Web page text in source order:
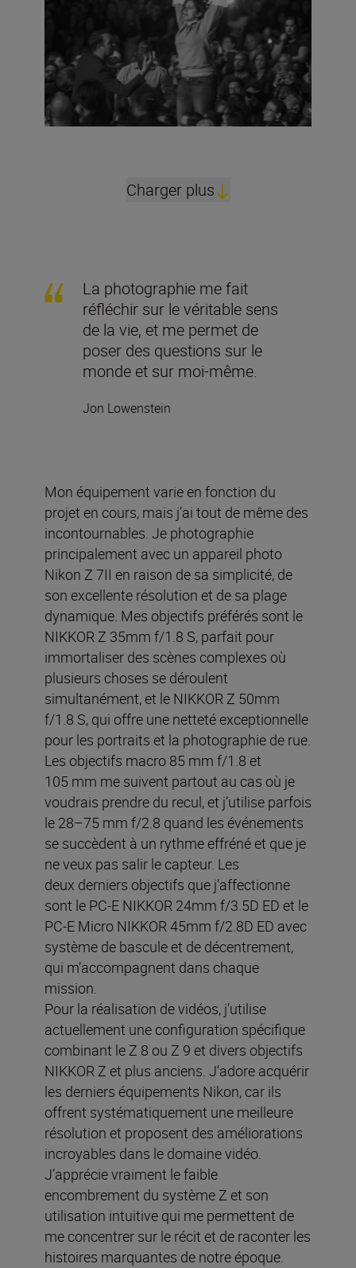
Charger plus
La photographie me fait
réfléchir sur le véritable sens
de la vie, et me permet de
poser des questions sur le
monde et sur moi-même.
Jon Lowenstein
Mon équipement varie en fonction du
projet en cours, mais j’ai tout de même des
incontournables. Je photographie
principalement avec un appareil photo
Nikon Z 7II en raison de sa simplicité, de
son excellente résolution et de sa plage
dynamique. Mes objectifs préférés sont le
NIKKOR Z 35mm f/1.8 S, parfait pour
immortaliser des scènes complexes où
plusieurs choses se déroulent
simultanément, et le NIKKOR Z 50mm
f/1.8 S, qui offre une netteté exceptionnelle
pour les portraits et la photographie de rue.
Les objectifs macro 85 mm f/1.8 et
105 mm me suivent partout au cas où je
voudrais prendre du recul, et j’utilise parfois
le 28–75 mm f/2.8 quand les événements
se succèdent à un rythme effréné et que je
ne veux pas salir le capteur. Les
deux derniers objectifs que j’affectionne
sont le PC-E NIKKOR 24mm f/3.5D ED et le
PC-E Micro NIKKOR 45mm f/2.8D ED avec
système de bascule et de décentrement,
qui m’accompagnent dans chaque
mission.
Pour la réalisation de vidéos, j’utilise
actuellement une configuration spécifique
combinant le Z 8 ou Z 9 et divers objectifs
NIKKOR Z et plus anciens. J’adore acquérir
les derniers équipements Nikon, car ils
offrent systématiquement une meilleure
résolution et proposent des améliorations
incroyables dans le domaine vidéo.
J’apprécie vraiment le faible
encombrement du système Z et son
utilisation intuitive qui me permettent de
me concentrer sur le récit et de raconter les
histoires marquantes de notre époque.